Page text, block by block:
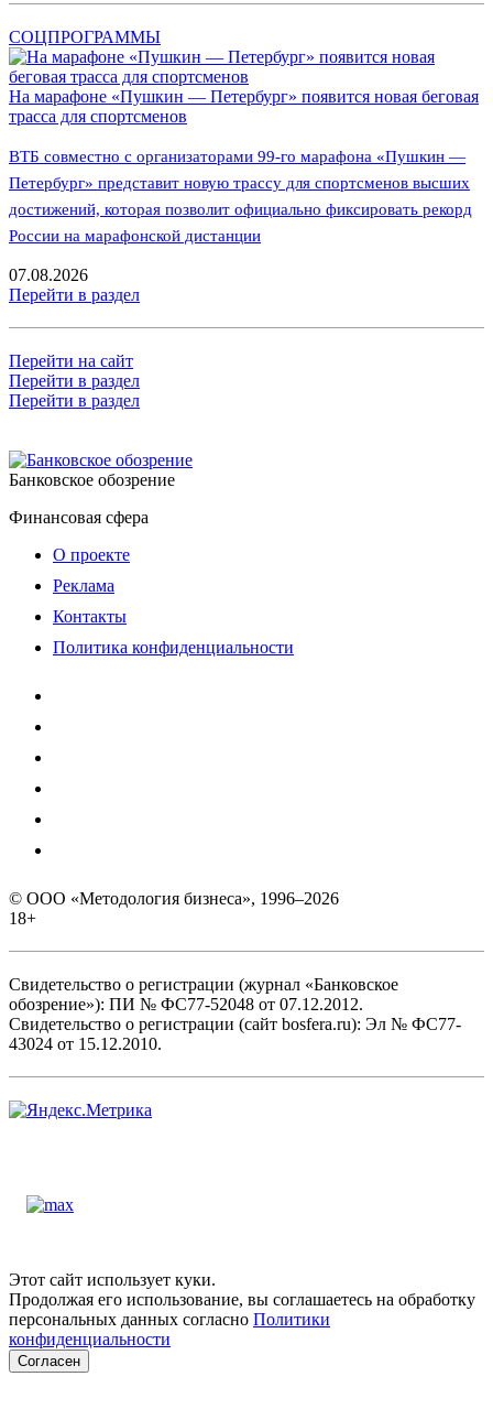
СОЦПРОГРАММЫ
На марафоне «Пушкин — Петербург» появится новая беговая
трасса для спортсменов
ВТБ совместно с организаторами 99-го марафона «Пушкин —
Петербург» представит новую трассу для спортсменов высших
достижений, которая позволит официально фиксировать рекорд
России на марафонской дистанции
07.08.2026
Перейти в раздел
Перейти на сайт
Перейти в раздел
Перейти в раздел
Банковское обозрение
Финансовая сфера
О проекте
Реклама
Контакты
Политика конфиденциальности
© ООО «Методология бизнеса», 1996–2026
18+
Свидетельство о регистрации (журнал «Банковское
обозрение»): ПИ № ФС77-52048 от 07.12.2012.
Свидетельство о регистрации (сайт bosfera.ru): Эл № ФС77-
43024 от 15.12.2010.
Этот сайт использует куки.
Продолжая его использование, вы соглашаетесь на обработку
персональных данных согласно Политики
конфиденциальности
Согласен